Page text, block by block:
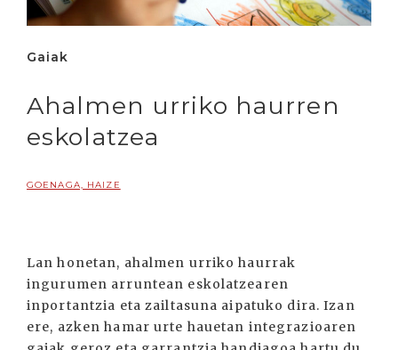
Gaiak
Ahalmen urriko haurren
eskolatzea
GOENAGA, HAIZE
Lan honetan, ahalmen urriko haurrak
ingurumen arruntean eskolatzearen
inportantzia eta zailtasuna aipatuko dira. Izan
ere, azken hamar urte hauetan integrazioaren